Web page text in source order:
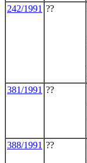
242/1991 ??
381/1991 ??
388/1991 ??